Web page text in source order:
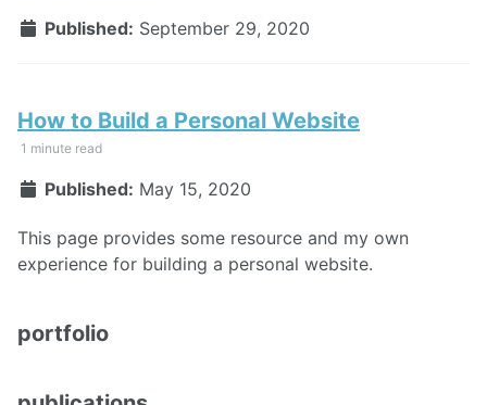
Published: September 29, 2020
How to Build a Personal Website
1 minute read
Published: May 15, 2020
This page provides some resource and my own
experience for building a personal website.
portfolio